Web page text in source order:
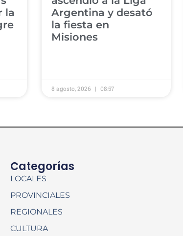
la
Argentina y desató
la fiesta en
Misiones
8 agosto, 2026 08:57
Categorías
LOCALES
PROVINCIALES
REGIONALES
CULTURA